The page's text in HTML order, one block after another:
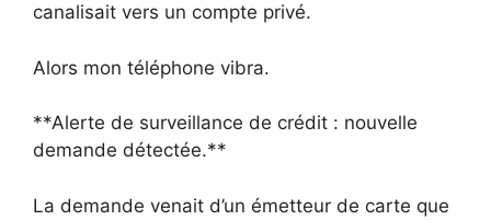
canalisait vers un compte privé.
Alors mon téléphone vibra.
**Alerte de surveillance de crédit : nouvelle
demande détectée.**
La demande venait d’un émetteur de carte que